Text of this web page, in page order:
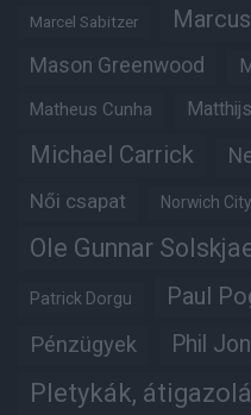
Marcel Sabitzer
Mason Greenwood
Matheus Cunha
Michael Carrick
Női csapat Norwich City
Ole Gunnar
Patrick Dorgu Paul
Pénzügyek Phil
Pletykák,